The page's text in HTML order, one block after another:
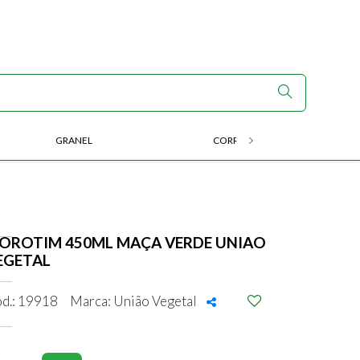
GRANEL CORRIDA E ENDURANCE
450ML MAÇA VERDE UNIAO
19918 Marca: União Vegetal